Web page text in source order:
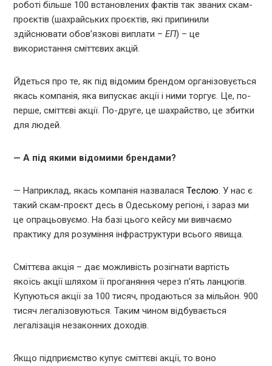
роботі більше 100 встановлених фактів так званих скам-
проєктів (шахрайських проєктів, які припинили
здійснювати обов’язкові виплати –ЕП) – це
використання сміттєвих акцій.
Йдеться про те, як під відомим брендом організовується
якась компанія, яка випускає акції і ними торгує. Це, по-
перше, сміттєві акції. По-друге, це шахрайство, це збитки
для людей.
— А під якими відомими брендами?
— Наприклад, якась компанія назваласяТеслою. У нас є
такий скам-проєкт десь в Одеському регіоні, і зараз ми
це опрацьовуємо. На базі цього кейсу ми вивчаємо
практику для розуміння інфраструктури всього явища.
Сміттєва акція – дає можливість розігнати вартість
якоїсь акції шляхом її проганяння через п’ять ланцюгів.
Купуються акції за 100 тисяч, продаються за мільйон. 900
тисяч легалізовуються. Таким чином відбувається
легалізація незаконних доходів.
Якщо підприємство купує сміттєві акції, то воно